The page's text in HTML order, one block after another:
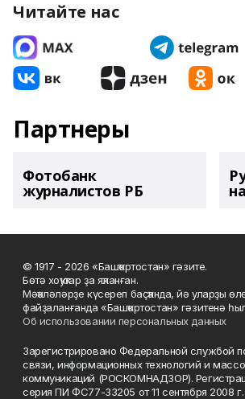
Читайте нас
Партнеры
Фотобанк
журналистов РБ
© 1917 - 2026 «Башҡортостан» гәзите.
Бөтә хоҡуҡтар ҙа яҡланған.
Мәҡәләләрҙе күсереп баҫҡанда, йә уларҙы
файҙаланғанда «Башҡортостан» гәзитенә
Об использовании персональных данных
Зарегистрировано Федеральной службой
связи, информационных технологий и
коммуникаций (РОСКОМНАДЗОР).
серия ПИ ФС77-33205 от 11 сентября 2008 г.